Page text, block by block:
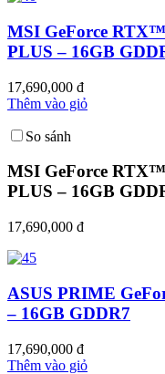
MSI GeForce
PLUS – 16GB
17,690,000 đ
Thêm vào giỏ
So sánh
MSI GeForce
PLUS – 16GB
17,690,000 đ
ASUS PRIME
– 16GB GDDR7
17,690,000 đ
Thêm vào giỏ